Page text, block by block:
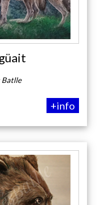
Batlle
+info